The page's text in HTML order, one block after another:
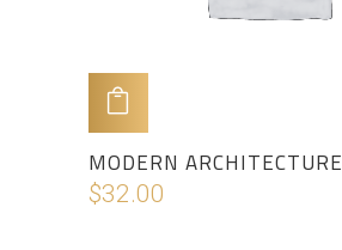
MODERN ARCHITECTURE
$32.00